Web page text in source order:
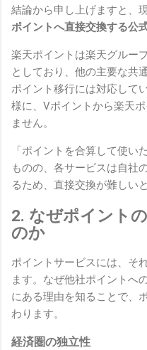
結論から申し上げますと、
ポイントへ直接交換する公
楽天ポイントは楽天グルー
としており、他の主要な共
ポイント移行には対応して
様に、Vポイントから楽天
ません。
「ポイントを合算して使い
ものの、各サービスは自社
るため、直接交換が難しい
2. なぜポイント
のか
ポイントサービスには、そ
ます。なぜ他社ポイントへ
にある理由を知ることで、
わります。
経済圏の独立性